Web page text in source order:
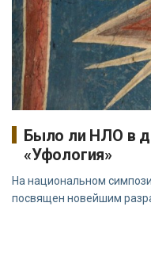
Было ли НЛО в
«Уфология»
На национальном
посвящен новейшим